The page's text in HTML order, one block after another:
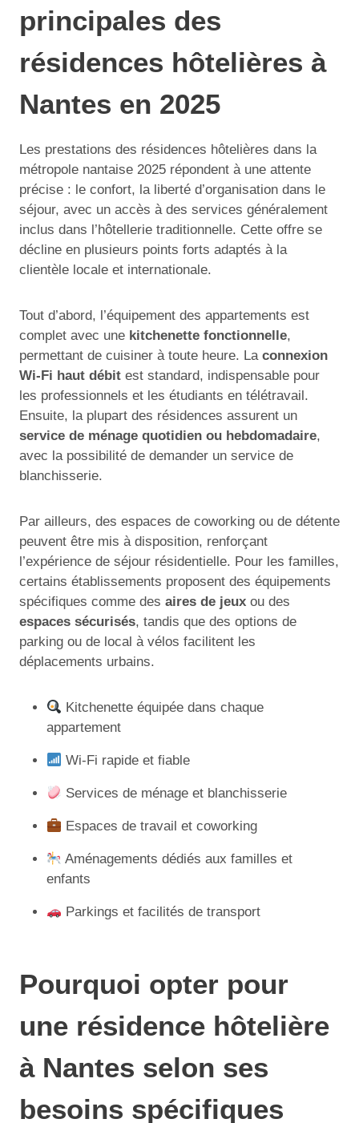
principales des
résidences hôtelières à
Nantes en 2025
Les prestations des résidences hôtelières dans la
métropole nantaise 2025 répondent à une attente
précise : le confort, la liberté d’organisation dans le
séjour, avec un accès à des services généralement
inclus dans l’hôtellerie traditionnelle. Cette offre se
décline en plusieurs points forts adaptés à la
clientèle locale et internationale.
Tout d’abord, l’équipement des appartements est
complet avec une kitchenette fonctionnelle,
permettant de cuisiner à toute heure. La connexion
Wi-Fi haut débit est standard, indispensable pour
les professionnels et les étudiants en télétravail.
Ensuite, la plupart des résidences assurent un
service de ménage quotidien ou hebdomadaire,
avec la possibilité de demander un service de
blanchisserie.
Par ailleurs, des espaces de coworking ou de détente
peuvent être mis à disposition, renforçant
l’expérience de séjour résidentielle. Pour les familles,
certains établissements proposent des équipements
spécifiques comme des aires de jeux ou des
espaces sécurisés, tandis que des options de
parking ou de local à vélos facilitent les
déplacements urbains.
Kitchenette équipée dans chaque
appartement
Wi-Fi rapide et fiable
Services de ménage et blanchisserie
Espaces de travail et coworking
Aménagements dédiés aux familles et
enfants
Parkings et facilités de transport
Pourquoi opter pour
une résidence hôtelière
à Nantes selon ses
besoins spécifiques